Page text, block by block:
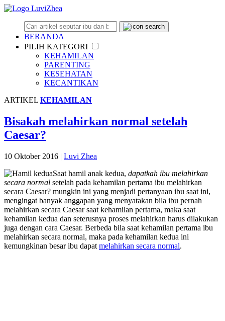
BERANDA
PILIH KATEGORI
KEHAMILAN
PARENTING
KESEHATAN
KECANTIKAN
ARTIKEL KEHAMILAN
Bisakah melahirkan normal setelah
Caesar?
10 Oktober 2016 | Luvi Zhea
Saat hamil anak kedua, dapatkah ibu melahirkan
secara normal setelah pada kehamilan pertama ibu melahirkan
secara Caesar? mungkin ini yang menjadi pertanyaan ibu saat ini,
mengingat banyak anggapan yang menyatakan bila ibu pernah
melahirkan secara Caesar saat kehamilan pertama, maka saat
kehamilan kedua dan seterusnya proses melahirkan harus dilakukan
juga dengan cara Caesar. Berbeda bila saat kehamilan pertama ibu
melahirkan secara normal, maka pada kehamilan kedua ini
kemungkinan besar ibu dapat melahirkan secara normal.